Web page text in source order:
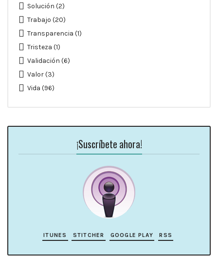
Solución (2)
Trabajo (20)
Transparencia (1)
Tristeza (1)
Validación (6)
Valor(3)
Vida (96)
¡Suscríbete ahora!
ITUNES STITCHER GOOGLE PLAY RSS